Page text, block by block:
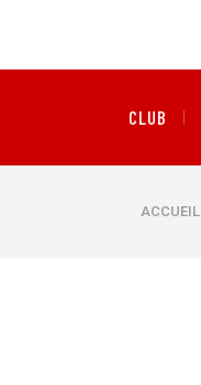
CLUB
ACCUEIL